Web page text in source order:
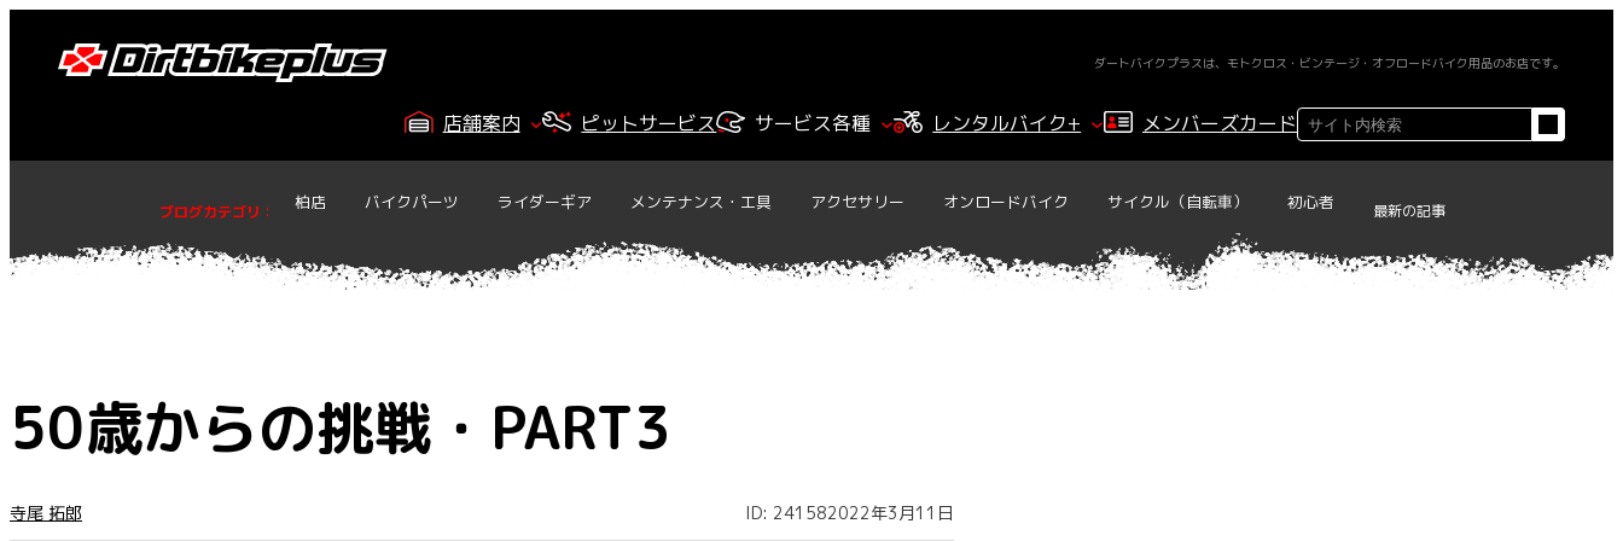
ッ
ダートバイクプラスは、モトクロス・ビンテージ・オフロードバイク用品のお店です。
店舗案内 ピットサービス サービス各種 レンタルバイク+ メンバーズカード検
索
ブログカテゴリ ： 柏店 バイクパーツ ライダーギア メンテナンス・工具 アクセサリー オンロードバイク サイクル（自転車） 初心者 最新の記事
50歳からの挑戦・PART3
寺尾 拓郎 ID: 241582022年3月11日